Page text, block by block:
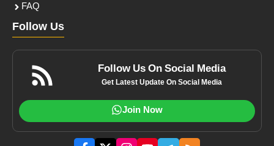
FAQ
Follow Us
Follow Us On Social Media
Get Latest Update On Social Media
Join Now